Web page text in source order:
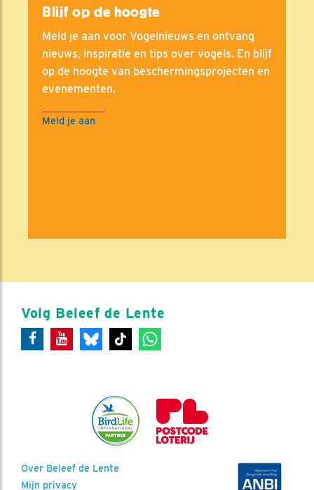
Blijf op de hoogte
Meld je aan voor Vogelnieuws en ontvang
nieuws, inspiratie en tips over vogels. En blijf
op de hoogte van beschermingsprojecten en
evenementen.
Meld je aan
Volg Beleef de Lente
Over Beleef de Lente
Mijn privacy